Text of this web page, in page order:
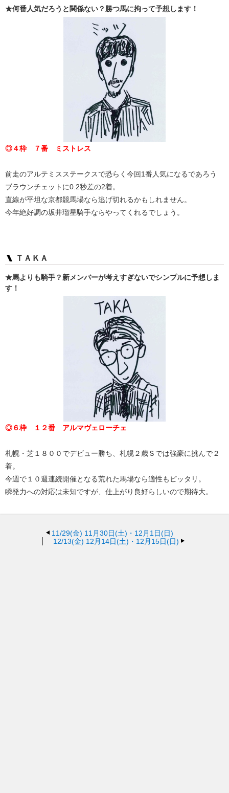
★何番人気だろうと関係ない？勝つ馬に拘って予想します！
◎４枠 ７番 ミストレス
前走のアルテミスステークスで恐らく今回1番人気になるであろう
ブラウンチェットに0.2秒差の2着。
直線が平坦な京都競馬場なら逃げ切れるかもしれません。
今年絶好調の坂井瑠星騎手ならやってくれるでしょう。
ＴＡＫＡ
★馬よりも騎手？新メンバーが考えすぎないでシンプルに予想しま
す！
◎６枠 １２番 アルマヴェローチェ
札幌・芝１８００でデビュー勝ち、札幌２歳Ｓでは強豪に挑んで２
着。
今週で１０週連続開催となる荒れた馬場なら適性もピッタリ。
瞬発力への対応は未知ですが、仕上がり良好らしいので期待大。
11/29(金) 11月30日(土)・12月1日(日)
12/13(金) 12月14日(土)・12月15日(日)